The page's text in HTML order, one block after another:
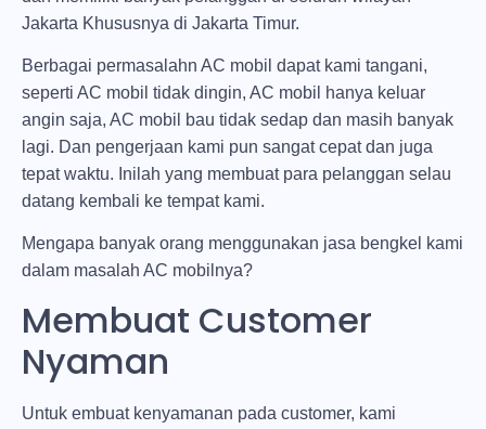
Jakarta Khususnya di Jakarta Timur.
Berbagai permasalahn AC mobil dapat kami tangani,
seperti AC mobil tidak dingin, AC mobil hanya keluar
angin saja, AC mobil bau tidak sedap dan masih banyak
lagi. Dan pengerjaan kami pun sangat cepat dan juga
tepat waktu. Inilah yang membuat para pelanggan selau
datang kembali ke tempat kami.
Mengapa banyak orang menggunakan jasa bengkel kami
dalam masalah AC mobilnya?
Membuat Customer
Nyaman
Untuk embuat kenyamanan pada customer, kami